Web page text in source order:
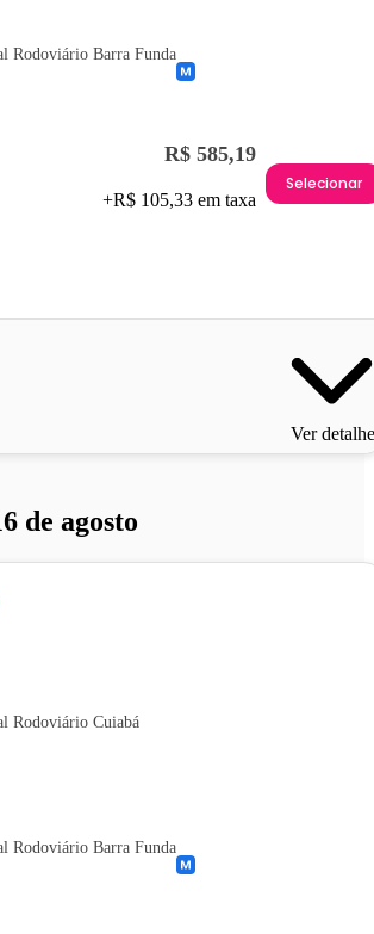
Rodoviário Barra Funda
R$ 585,19
+R$ 105,33 em taxa
Selecionar
Ver
de agosto
Rodoviário Cuiabá
Rodoviário Barra Funda